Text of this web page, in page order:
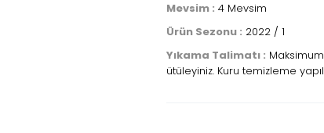
Mevsim : 4 Mevsim
Ürün Sezonu : 2022 / 1
Yıkama Talimatı : Maksimum
ütüleyiniz. Kuru temizleme